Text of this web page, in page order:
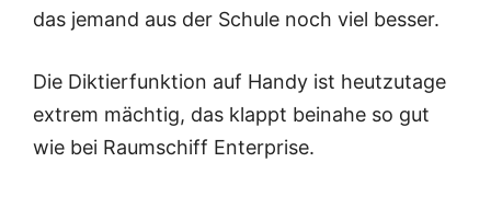
das jemand aus der Schule noch viel besser.
Die Diktierfunktion auf Handy ist heutzutage
extrem mächtig, das klappt beinahe so gut
wie bei Raumschiff Enterprise.